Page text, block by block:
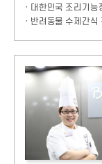
· 대한민국 조리기능
· 반려동물 수제간식